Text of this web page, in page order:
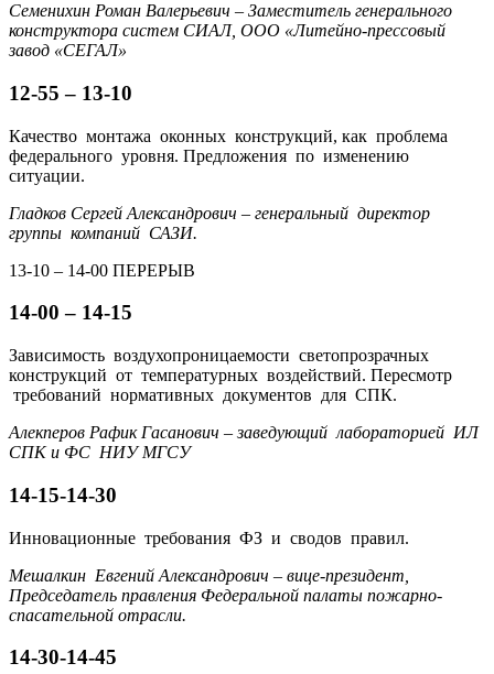
Семенихин Роман Валерьевич – Заместитель генерального
конструктора систем СИАЛ, ООО «Литейно-прессовый
завод «СЕГАЛ»
12-55 – 13-10
Качество монтажа оконных конструкций, как проблема
федерального уровня. Предложения по изменению
ситуации.
Гладков Сергей Александрович – генеральный директор
группы компаний САЗИ.
13-10 – 14-00 ПЕРЕРЫВ
14-00 – 14-15
Зависимость воздухопроницаемости светопрозрачных
конструкций от температурных воздействий. Пересмотр
требований нормативных документов для СПК.
Алекперов Рафик Гасанович – заведующий лабораторией ИЛ
СПК и ФС НИУ МГСУ
14-15-14-30
Инновационные требования ФЗ и сводов правил.
Мешалкин Евгений Александрович – вице-президент,
Председатель правления Федеральной палаты пожарно-
спасательной отрасли.
14-30-14-45